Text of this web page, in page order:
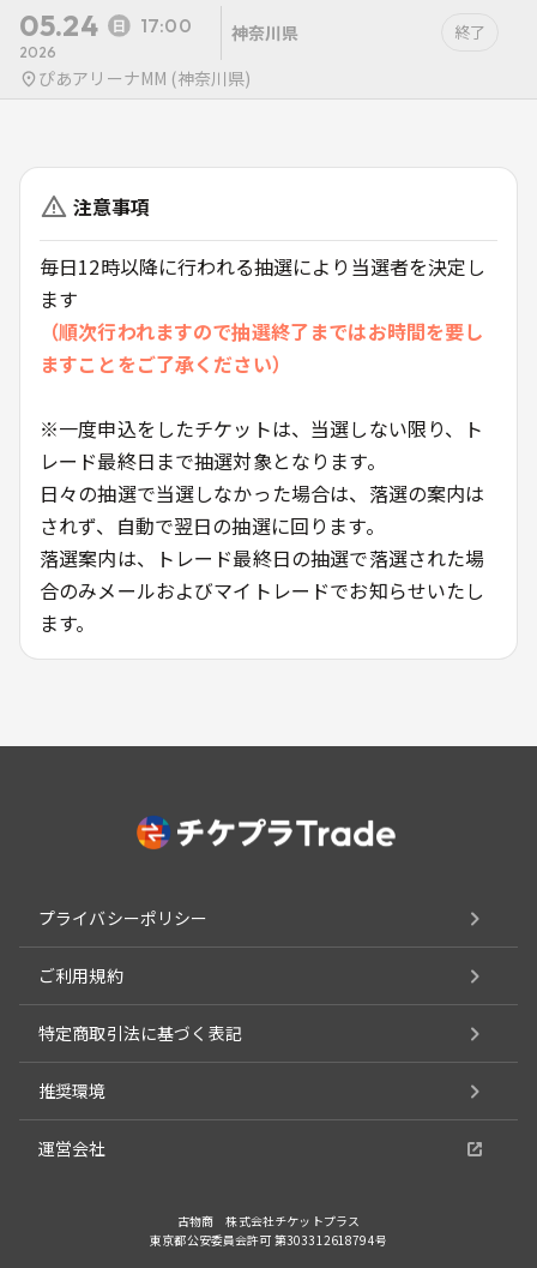
05.24 17:00
2026
神奈川県 終了
ぴあアリーナMM (神奈川県)
注意事項
毎日12時以降に行われる抽選により当選者を決定し
ます
（順次行われますので抽選終了まではお時間を要し
ますことをご了承ください）
※一度申込をしたチケットは、当選しない限り、ト
レード最終日まで抽選対象となります。
日々の抽選で当選しなかった場合は、落選の案内は
されず、自動で翌日の抽選に回ります。
落選案内は、トレード最終日の抽選で落選された場
合のみメールおよびマイトレードでお知らせいたし
ます。
プライバシーポリシー
ご利用規約
特定商取引法に基づく表記
推奨環境
運営会社
古物商 株式会社チケットプラス
東京都公安委員会許可 第303312618794号